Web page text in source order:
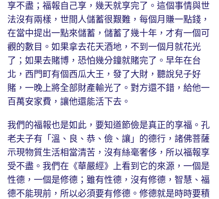
享不盡；福報自己享，幾天就享完了。這個事情與世
法沒有兩樣，世間人儲蓄很艱難，每個月賺一點錢，
在當中提出一點來儲蓄，儲蓄了幾十年，才有一個可
觀的數目。如果拿去花天酒地，不到一個月就花光
了；如果去賭博，恐怕幾分鐘就賭完了。早年在台
北，西門町有個西瓜大王，發了大財，聽說兒子好
賭，一晚上將全部財產輸光了。對方還不錯，給他一
百萬安家費，讓他還能活下去。
我們的福報也是如此，要知道節儉是真正的享福。孔
老夫子有「溫、良、恭、儉、讓」的德行，諸佛菩薩
示現物質生活相當清苦，沒有絲毫奢侈，所以福報享
受不盡。我們在《華嚴經》上看到它的來源，一個是
性德，一個是修德；雖有性德，沒有修德，智慧、福
德不能現前，所以必須要有修德。修德就是時時要積